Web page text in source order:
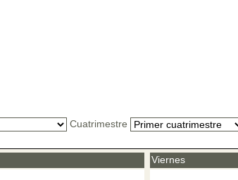
Cuatrimestre
Viernes